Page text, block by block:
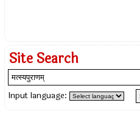
Site Search
Input language: